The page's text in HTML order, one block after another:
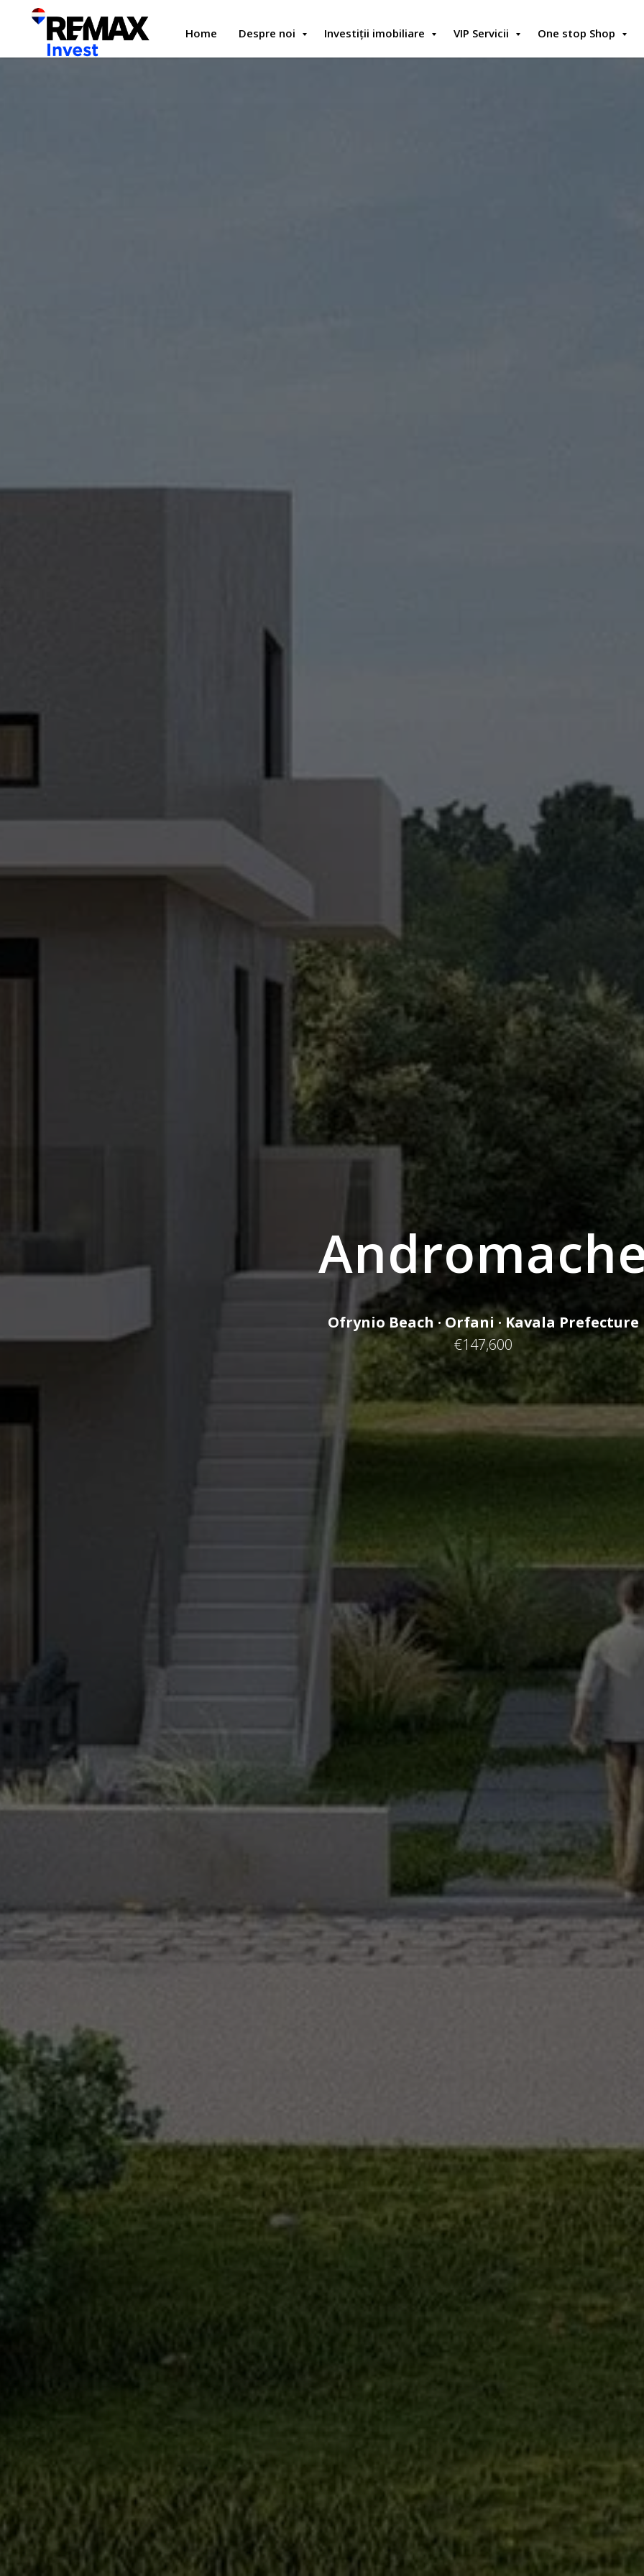
Home Despre noi Investiții imobiliare VIP Servicii One stop Shop
Ofrynio Beach · Orfani · Kavala Prefecture
€147,600